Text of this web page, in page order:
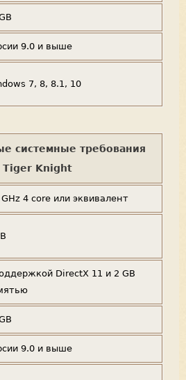
9.0 и выше
7, 8, 8.1, 10
системные требования
Tiger Knight
GHz 4 core или эквивалент
DirectX 11 и 2 GB
9.0 и выше